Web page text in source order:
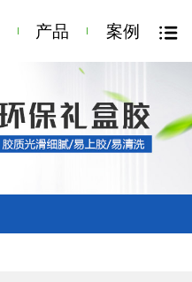
产品 案例